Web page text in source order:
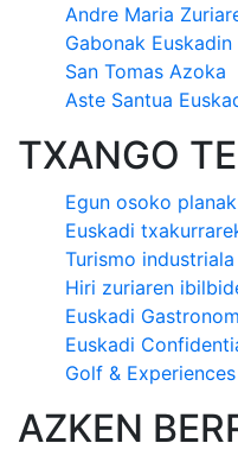
Andre Maria
Gabonak Euskadin
San Tomas Azoka
Aste Santua
TXANGO
Egun osoko planak
Euskadi
Turismo industriala
Hiri zuriaren
Euskadi
Euskadi
Golf & Experiences
AZKEN